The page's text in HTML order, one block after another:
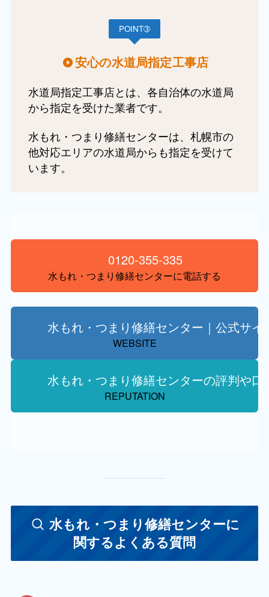
POINT➂
安心の水道局指定工事店
水道局指定工事店とは、各自治体の水道局
から指定を受けた業者です。
水もれ・つまり修繕センターは、札幌市の
他対応エリアの水道局からも指定を受けて
います。
0120-355-335
水もれ・つまり修繕センターに電話する
水もれ・つまり修繕センター｜公式サイ
WEBSITE
水もれ・つまり修繕センターの評判や口
REPUTATION
水もれ・つまり修繕センターに
関するよくある質問